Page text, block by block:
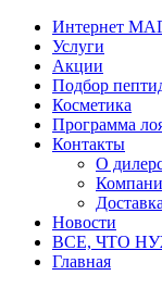
Интернет
Услуги
Акции
Подбор
Косметика
Программа
Контакты
О
Доставка
Новости
ВСЕ, ЧТО
Главная